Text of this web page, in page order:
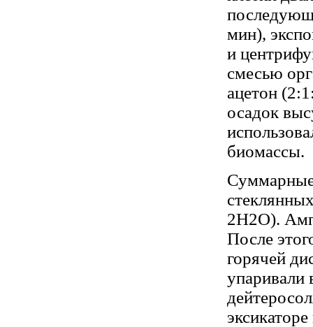
мин),
и
смесью
ацетон
осадок
биомассы.
Суммарные
2H2O).
После
горячей
упаривали